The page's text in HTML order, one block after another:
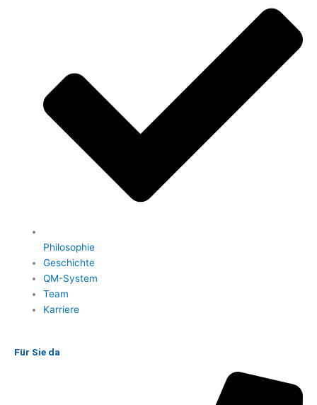
Philosophie
Geschichte
QM-System
Team
Karriere
Für Sie da